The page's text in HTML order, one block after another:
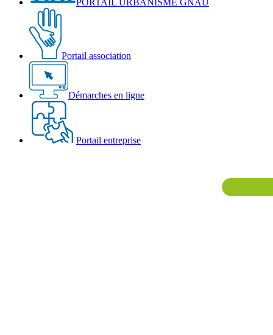
PORTAIL URBANISME GNAU
Portail association
Démarches en ligne
Portail entreprise